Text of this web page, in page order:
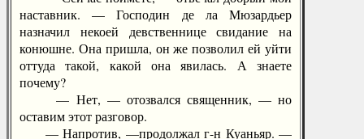
наставник. — Господин де ла Мюзардьер
назначил некоей девственнице свидание на
конюшне. Она пришла, он же позволил ей уйти
оттуда такой, какой она явилась. А знаете
почему?
— Нет, — отозвался священник, — но
оставим этот разговор.
— Напротив, —продолжал г-н Куаньяр. —